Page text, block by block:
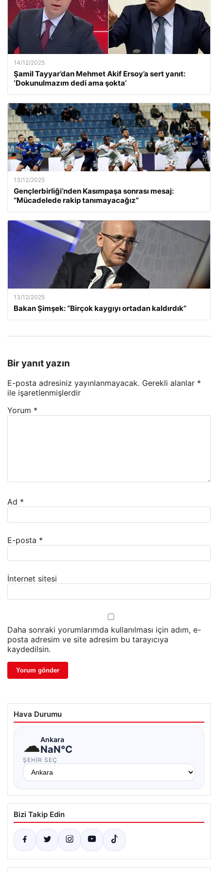
14/12/2025
Şamil Tayyar’dan Mehmet Akif Ersoy’a sert yanıt:
‘Dokunulmazım dedi ama şokta’
13/12/2025
Gençlerbirliği’nden Kasımpaşa sonrası mesaj:
“Mücadelede rakip tanımayacağız”
13/12/2025
Bakan Şimşek: “Birçok kaygıyı ortadan kaldırdık”
Bir yanıt yazın
E-posta adresiniz yayınlanmayacak. Gerekli alanlar *
ile işaretlenmişlerdir
Yorum *
Ad *
E-posta *
İnternet sitesi
Daha sonraki yorumlarımda kullanılması için adım, e-
posta adresim ve site adresim bu tarayıcıya
kaydedilsin.
Hava Durumu
☁Ankara
NaN°C
ŞEHIR SEÇ
Bizi Takip Edin